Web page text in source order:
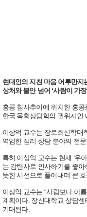
현대인의 지친 마음 어루만지
상처와 불안 넘어 ‘사람이 가
홍콩 침사추이에 위치한 홍콩
한국 목회상담학의 권위자인
이상억 교수는 장로회신학대
역임한 심리 상담 분야의 전문
특히 이상억 교수는 현재 ‘우
는 감탄사로 인사하기를 좋
뜻한 시선으로 풀어내며 큰
이상억 교수는 “사람보다 아
계획이다. 장신대학교 상담
기대된다.